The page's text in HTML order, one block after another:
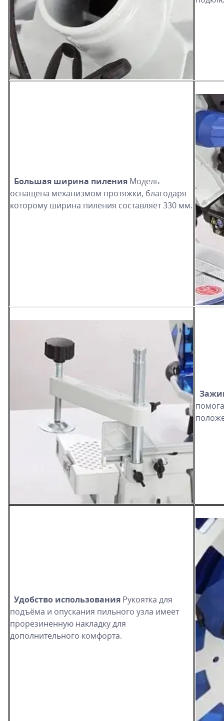
Большая ширина пиления Модель
оснащена механизмом протяжки, благодаря
которому ширина пиления составляет 330 мм.
Удобство использования Рукоятка для
подъёма и опускания пильного узла имеет
прорезиненную накладку для
дополнительного комфорта.